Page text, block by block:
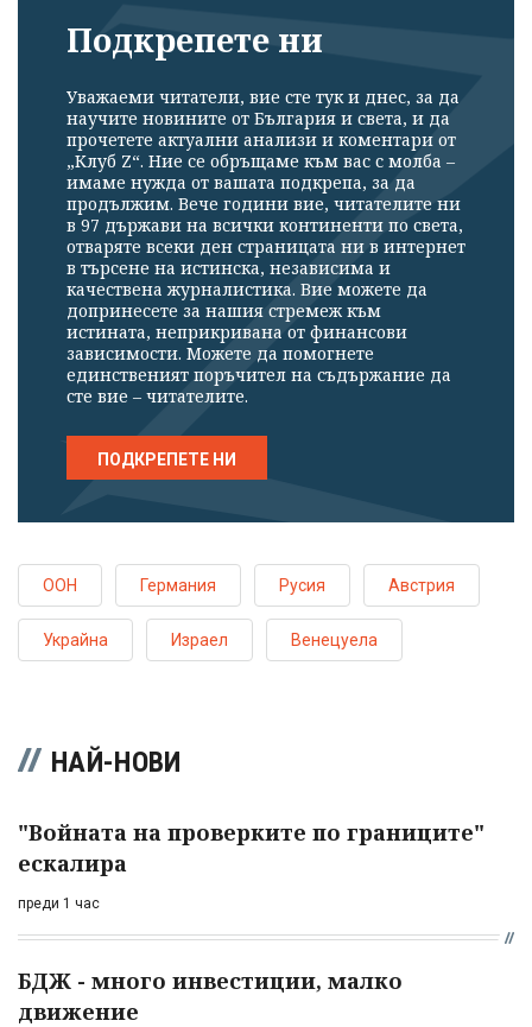
Подкрепете ни
Уважаеми читатели, вие сте тук и днес, за да
научите новините от България и света, и да
прочетете актуални анализи и коментари от
„Клуб Z“. Ние се обръщаме към вас с молба –
имаме нужда от вашата подкрепа, за да
продължим. Вече години вие, читателите ни
в 97 държави на всички континенти по света,
отваряте всеки ден страницата ни в интернет
в търсене на истинска, независима и
качествена журналистика. Вие можете да
допринесете за нашия стремеж към
истината, неприкривана от финансови
зависимости. Можете да помогнете
единственият поръчител на съдържание да
сте вие – читателите.
ПОДКРЕПЕТЕ НИ
ООН Германия Русия Австрия
Украйна Израел Венецуела
НАЙ-НОВИ
"Войната на проверките по границите"
ескалира
преди 1 час
БДЖ - много инвестиции, малко
движение